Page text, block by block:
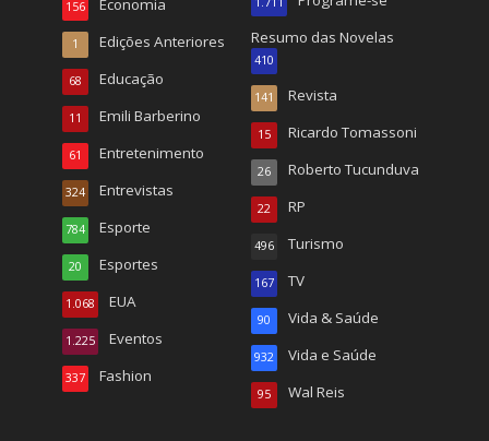
Economia
156
Edições Anteriores
1
Educação
68
Emili Barberino
11
Entretenimento
61
Entrevistas
324
Esporte
784
Esportes
20
EUA
1.068
Eventos
1.225
Fashion
337
Resumo das Novelas
410
Revista
141
Ricardo Tomassoni
15
Roberto Tucunduva
26
RP
22
Turismo
496
TV
167
Vida & Saúde
90
Vida e Saúde
932
Wal Reis
95